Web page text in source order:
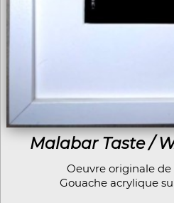
Malabar Taste /
Oeuvre originale de
Gouache acrylique